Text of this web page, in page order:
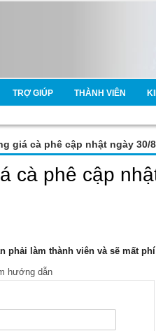
TRỢ GIÚP THÀNH VIÊN
giá cà phê cập nhật ngày 30/
cà phê cập
phải làm thành viên và sẽ mất phí
hướng dẫn